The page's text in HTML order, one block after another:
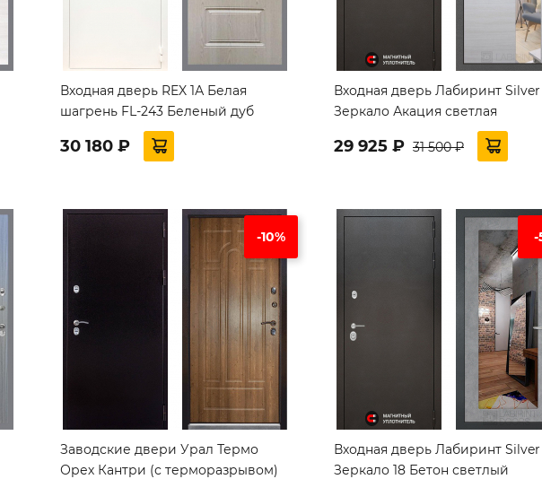
Входная дверь REX 1А Белая
шагрень FL-243 Беленый дуб
30 180 ₽
Входная дверь Лабиринт Silver
Зеркало Акация светлая
29 925 ₽ 31 500 ₽
-10%
Заводские двери Урал Термо
Орех Кантри (с терморазрывом)
-
Входная дверь Лабиринт Silver
Зеркало 18 Бетон светлый